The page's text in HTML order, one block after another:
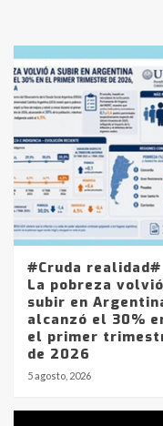
#Cruda realidad#
La pobreza
subir en
alcanzó el 30%
el primer
de 2026
5 agosto, 2026